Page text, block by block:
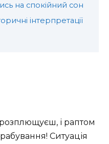
на спокійний сон
інтерпретації
і раптом
Ситуація